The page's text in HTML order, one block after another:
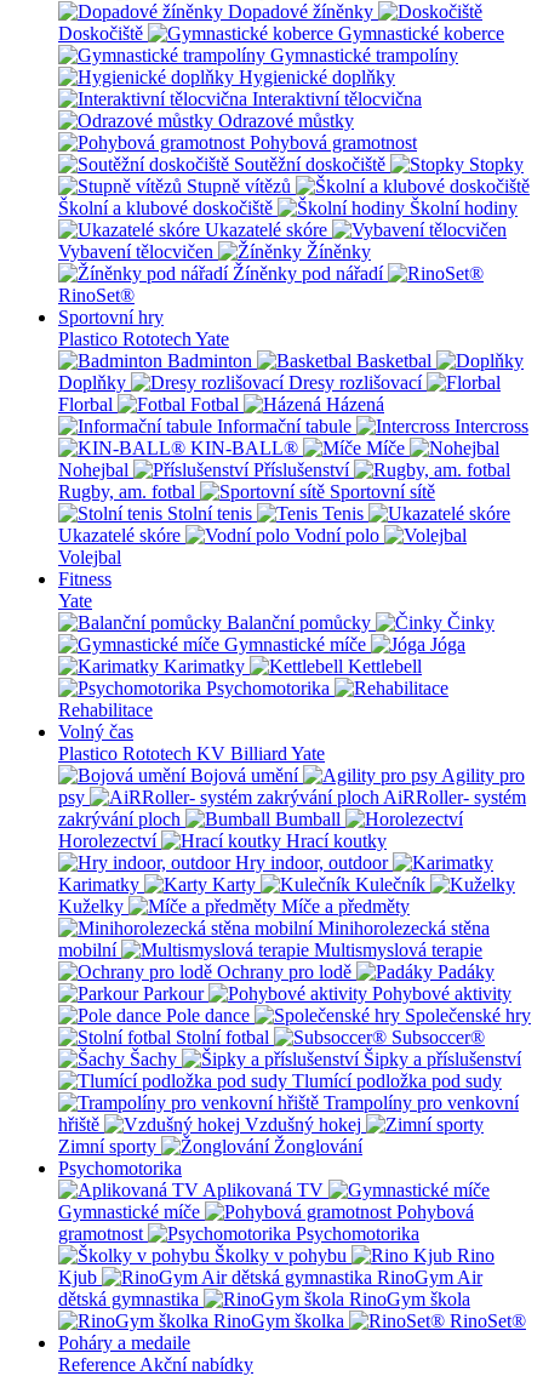
Dopadové žíněnky
Doskočiště
Gymnastické koberce
Gymnastické trampolíny
Hygienické doplňky
Interaktivní tělocvična
Odrazové můstky
Pohybová gramotnost
Soutěžní doskočiště
Stopky
Stupně vítězů
Školní a klubové doskočiště
Školní hodiny
Ukazatelé skóre
Vybavení tělocvičen
Žíněnky
Žíněnky pod nářadí
RinoSet®
Sportovní hry
Plastico Rototech Yate
Badminton
Basketbal
Doplňky
Dresy rozlišovací
Florbal
Fotbal
Házená
Informační tabule
Intercross
KIN-BALL®
Míče
Nohejbal
Příslušenství
Rugby, am. fotbal
Sportovní sítě
Stolní tenis
Tenis
Ukazatelé skóre
Vodní polo
Volejbal
Fitness
Yate
Balanční pomůcky
Činky
Gymnastické míče
Jóga
Karimatky
Kettlebell
Psychomotorika
Rehabilitace
Volný čas
Plastico Rototech KV Billiard Yate
Bojová umění
Agility pro
psy
AiRRoller- systém
zakrývání ploch
Bumball
Horolezectví
Hrací koutky
Hry indoor, outdoor
Karimatky
Karty
Kulečník
Kuželky
Míče a předměty
Minihorolezecká stěna
mobilní
Multismyslová terapie
Ochrany pro lodě
Padáky
Parkour
Pohybové aktivity
Pole dance
Společenské hry
Stolní fotbal
Subsoccer®
Šachy
Šipky a příslušenství
Tlumící podložka pod sudy
Trampolíny pro venkovní
hřiště
Vzdušný hokej
Zimní sporty
Žonglování
Psychomotorika
Aplikovaná TV
Gymnastické míče
Pohybová
gramotnost
Psychomotorika
Školky v pohybu
Rino
Kjub
RinoGym Air
dětská gymnastika
RinoGym škola
RinoGym školka
RinoSet®
Poháry a medaile
Reference Akční nabídky